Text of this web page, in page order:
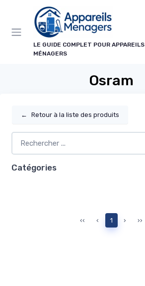
LE GUIDE COMPLET POUR APPAREILS
MÉNAGERS
Osram
← Retour à la liste des produits
Catégories
‹‹ ‹ 1 › ››
Panneau de gestion des cookies